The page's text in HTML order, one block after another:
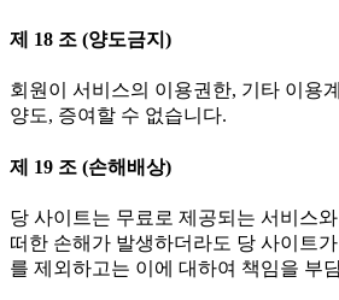
제 18 조 (양도금지)
회원이 서비스의 이용권한, 기타 이용
양도, 증여할 수 없습니다.
제 19 조 (손해배상)
당 사이트는 무료로 제공되는 서비스
떠한 손해가 발생하더라도 당 사이트
를 제외하고는 이에 대하여 책임을 부